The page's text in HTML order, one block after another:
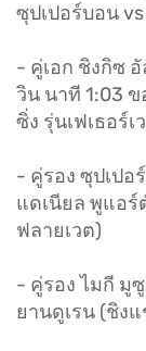
ซุปเปอร์บอน
- คู่เอก ชิงกิซ
วิน นาที 1:03
ซิ่ง รุ่นเฟเธอร์เ
- คู่รอง ซุปเปอ
แดเนียล พูแอร์
ฟลายเวต)
- คู่รอง ไมกี มู
ยานดูเรน (ชิง